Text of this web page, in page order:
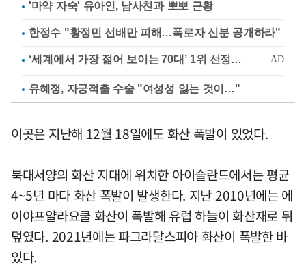
'마약 자숙' 유아인, 남사친과 뽀뽀 근황
한정수 "황정민 선배만 피해…폭로자 신분 공개하라"
유혜정, 자궁적출 수술 "여성성 잃는 것이…"
이곳은 지난해 12월 18일에도 화산 폭발이 있었다.
북대서양의 화산 지대에 위치한 아이슬란드에서는 평균
4~5년 마다 화산 폭발이 발생한다. 지난 2010년에는 에
이야프얄라요쿨 화산이 폭발해 유럽 하늘이 화산재로 뒤
덮였다. 2021년에는 파그라달스피아 화산이 폭발한 바
있다.